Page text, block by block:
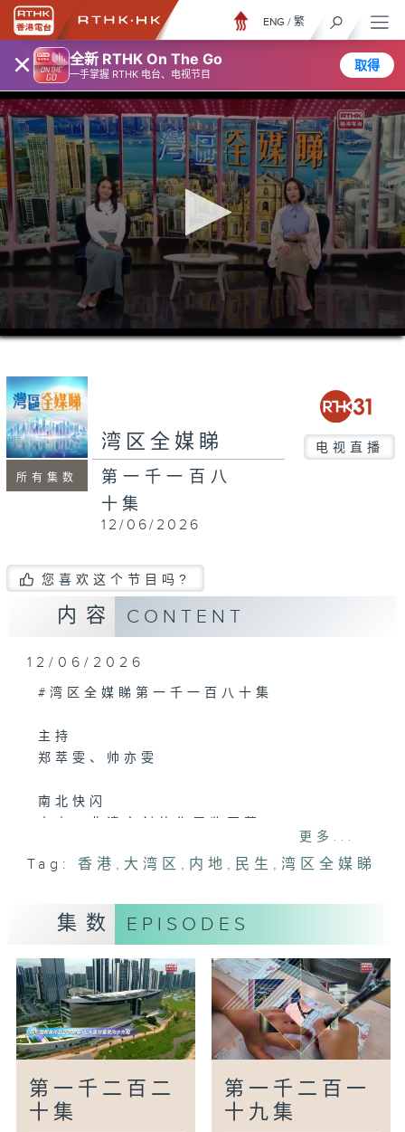
× 全新 RTHK On The Go
一手掌握 RTHK 电台、电视节目
取得
ENG / 繁
0
seconds
minutes,
7
seconds
所有集数
湾区全媒睇 电视直播
第一千一百八
十集
12/06/2026
您喜欢这个节目吗?
内容 CONTENT
12/06/2026
#湾区全媒睇第一千一百八十集
主持
郑萃雯、帅亦雯
南北快闪
苏州：纪录电影《我在苏州学非遗》首映
清远：国家级非遗代表性传承人亲身授艺
合肥：凤阳花鼓健身操交流赛以舞传非遗
广为人知
广州：粤港澳学生同台齐诵读中华经典美文
广州：树熊(考拉)保育二十周年将迎野化放
归自然
广州：老城巷陌咖啡飘香
湾区新里程
更多...
Tag: 香港 , 大湾区 , 内地 , 民生 ,湾区全媒睇
集数 EPISODES
第一千二百二
十集
第一千二百一
十九集